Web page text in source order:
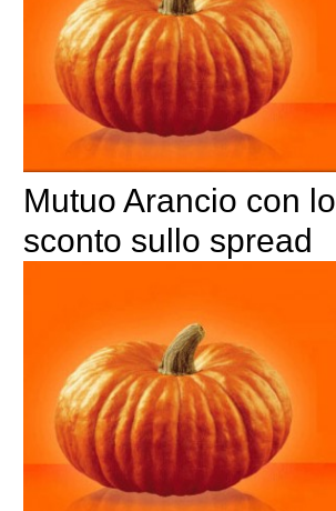
Mutuo Arancio con lo
sconto sullo spread